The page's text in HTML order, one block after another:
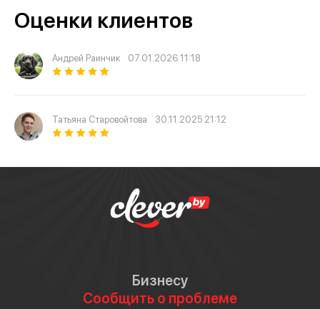
где содержится сырая рыба. И это неудивительно,
ведь васаби обладает сильными антимикробными
свойствами. А ещё эта приправа защищает наши
Но есть и минус: настоящее корневище для васаби
Оценки клиентов
Андрей Раинчик 07.01.2026 11:18
Татьяна Старовойтова 30.11.2025 21:12
Бизнесу
Сообщить о проблеме